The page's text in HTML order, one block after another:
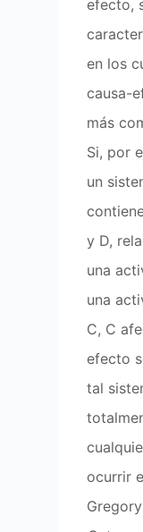
efecto,
en los
causa-
más
Si, por
un
y D,
una
una
C, C
efecto
tal
ocurrir